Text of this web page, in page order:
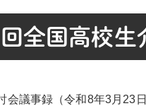
全国高校
会議事録（令和8年3月23